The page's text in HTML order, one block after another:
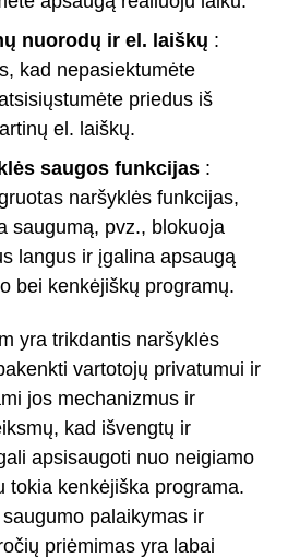
nuorodų ir el. laiškų :
kad nepasiektumėte
priedus iš
el. laiškų.
saugos funkcijas :
naršyklės funkcijas,
saugumą, pvz., blokuoja
langus ir įgalina apsaugą
bei kenkėjiškų programų.
yra trikdantis naršyklės
vartotojų privatumui ir
jos mechanizmus ir
kad išvengtų ir
apsisaugoti nuo neigiamo
tokia kenkėjiška programa.
palaikymas ir
priėmimas yra labai